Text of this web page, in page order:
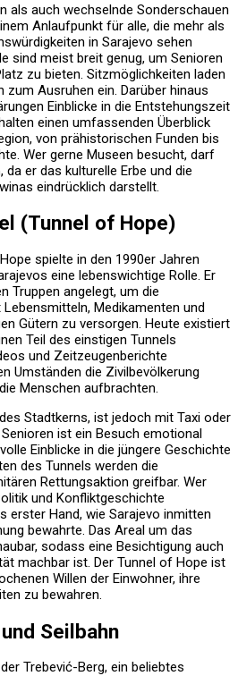
als auch wechselnde Sonderschauen
Anlaufpunkt für alle, die mehr als
in Sarajevo sehen
sind meist breit genug, um Senioren
zu bieten. Sitzmöglichkeiten laden
zum Ausruhen ein. Darüber hinaus
Einblicke in die Entstehungszeit
einen umfassenden Überblick
von prähistorischen Funden bis
Wer gerne Museen besucht, darf
er das kulturelle Erbe und die
eindrücklich darstellt.
(Tunnel of Hope)
spielte in den 1990er Jahren
eine lebenswichtige Rolle. Er
Truppen angelegt, um die
Medikamenten und
Gütern zu versorgen. Heute existiert
Teil des einstigen Tunnels
und Zeitzeugenberichte
Umständen die Zivilbevölkerung
Menschen aufbrachten.
Stadtkerns, ist jedoch mit Taxi oder
ist ein Besuch emotional
Einblicke in die jüngere Geschichte
des Tunnels werden die
Rettungsaktion greifbar. Wer
und Konfliktgeschichte
erster Hand, wie Sarajevo inmitten
bewahrte. Das Areal um das
sodass eine Besichtigung auch
machbar ist. Der Tunnel of Hope ist
Willen der Einwohner, ihre
zu bewahren.
Seilbahn
Trebević-Berg, ein beliebtes